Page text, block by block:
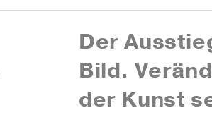
Der
Bild.
der Kunst